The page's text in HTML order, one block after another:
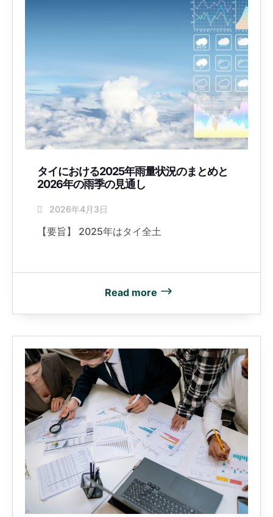
タイにおける2025年雨量状況のまとめと
2026年の雨季の見通し
2026年4月3日
【要旨】 2025年はタイ全土
Read more